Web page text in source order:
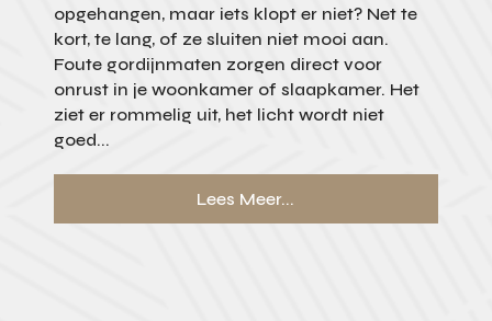
opgehangen, maar iets klopt er niet? Net te
kort, te lang, of ze sluiten niet mooi aan.
Foute gordijnmaten zorgen direct voor
onrust in je woonkamer of slaapkamer. Het
ziet er rommelig uit, het licht wordt niet
goed...
Lees Meer...